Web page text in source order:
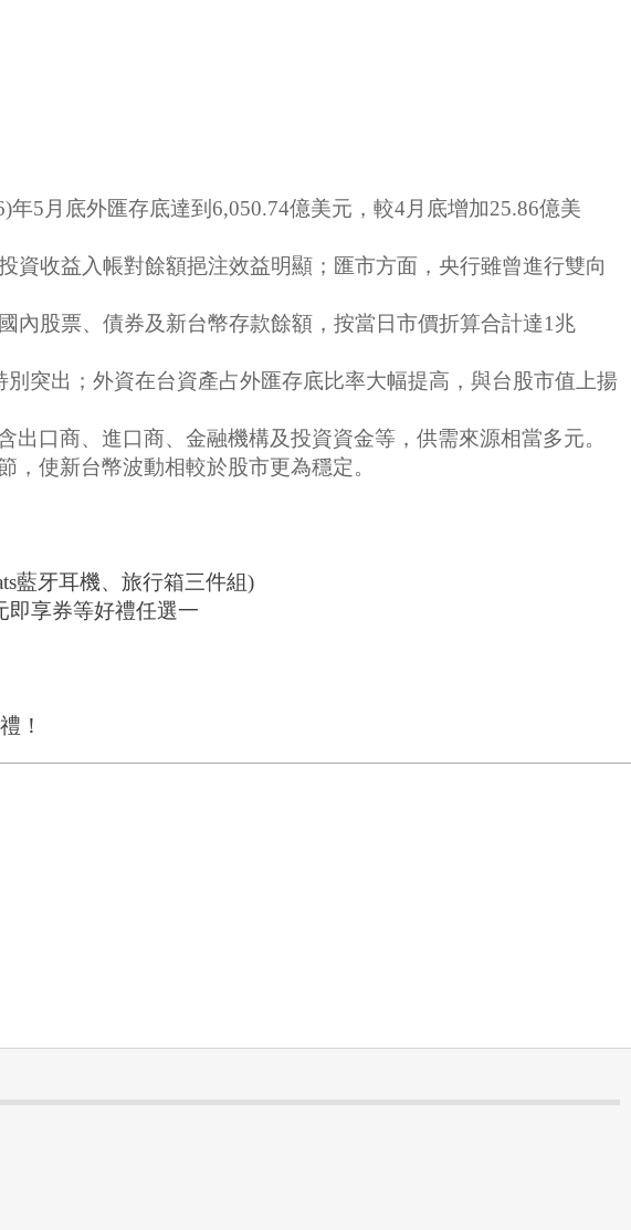
月底外匯存底達到6,050.74億美元，較4月底增加25.86億美
收益入帳對餘額挹注效益明顯；匯市方面，央行雖曾進行雙向
股票、債券及新台幣存款餘額，按當日市價折算合計達1兆
出；外資在台資產占外匯存底比率大幅提高，與台股市值上揚
口商、進口商、金融機構及投資資金等，供需來源相當多元。
使新台幣波動相較於股市更為穩定。
藍牙耳機、旅行箱三件組)
即享券等好禮任選一
！